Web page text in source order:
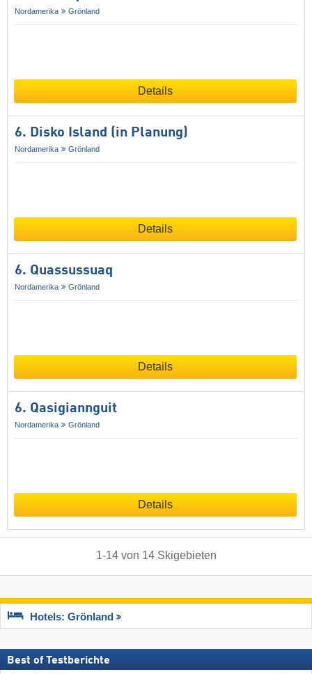
Nordamerika Grönland
Details
6. Disko Island (in Planung)
Nordamerika Grönland
Details
6. Quassussuaq
Nordamerika Grönland
Details
6. Qasigiannguit
Nordamerika Grönland
Details
1-14von 14 Skigebieten
Hotels: Grönland
Best of Testberichte